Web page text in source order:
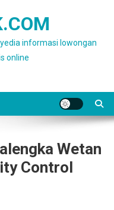
informasi lowongan
online
Wetan
Control